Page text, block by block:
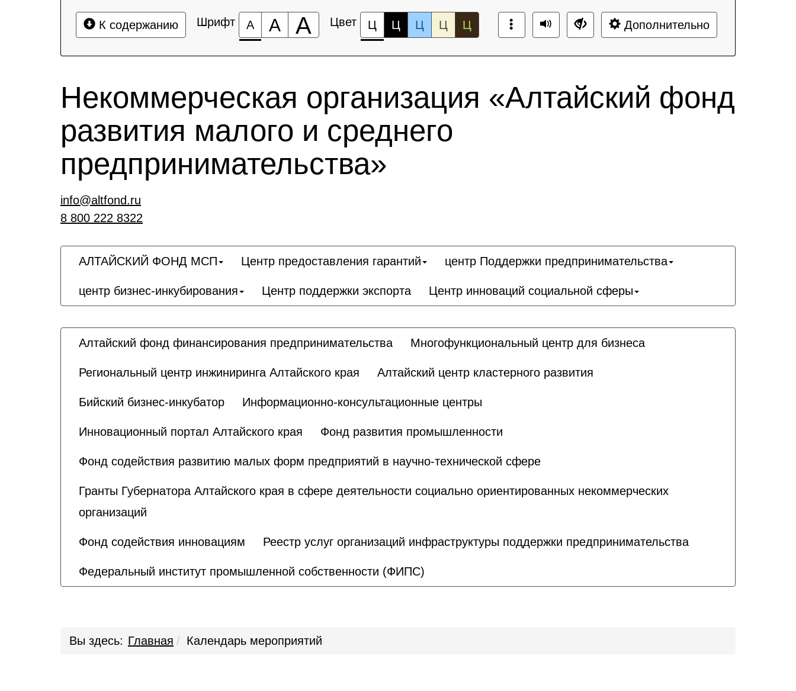
К содержанию Шрифт А А А Цвет Ц Ц Ц Ц Ц Дополнительно
Некоммерческая организация «Алтайский фонд
развития малого и среднего
предпринимательства»
info@altfond.ru
8 800 222 8322
АЛТАЙСКИЙ ФОНД МСП Центр предоставления гарантий центр Поддержки предпринимательства
центр бизнес-инкубирования Центр поддержки экспорта Центр инноваций социальной сферы
Алтайский фонд финансирования предпринимательства Многофункциональный центр для бизнеса
Региональный центр инжиниринга Алтайского края Алтайский центр кластерного развития
Бийский бизнес-инкубатор Информационно-консультационные центры
Инновационный портал Алтайского края Фонд развития промышленности
Фонд содействия развитию малых форм предприятий в научно-технической сфере
Гранты Губернатора Алтайского края в сфере деятельности социально ориентированных некоммерческих
организаций
Фонд содействия инновациям Реестр услуг организаций инфраструктуры поддержки предпринимательства
Федеральный институт промышленной собственности (ФИПС)
Вы здесь: Главная Календарь мероприятий